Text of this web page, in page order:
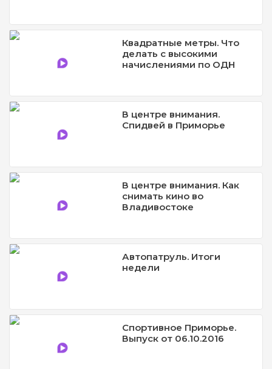
Квадратные метры. Что
делать с высокими
начислениями по ОДН
В центре внимания.
Спидвей в Приморье
В центре внимания. Как
снимать кино во
Владивостоке
Автопатруль. Итоги
недели
Спортивное Приморье.
Выпуск от 06.10.2016